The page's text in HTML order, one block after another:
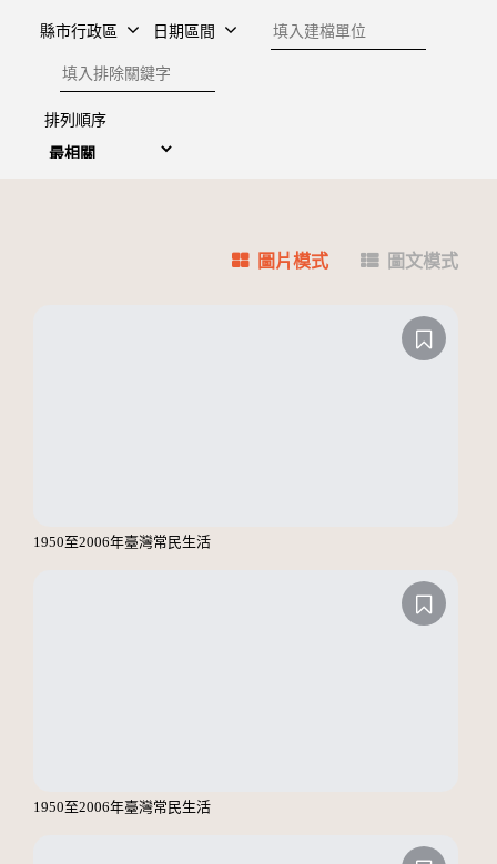
縣市行政區 日期區間
建檔單位
排除關鍵字
排列順序
圖片模式 圖文模式
1950至2006年臺灣常民生活
1950至2006年臺灣常民生活